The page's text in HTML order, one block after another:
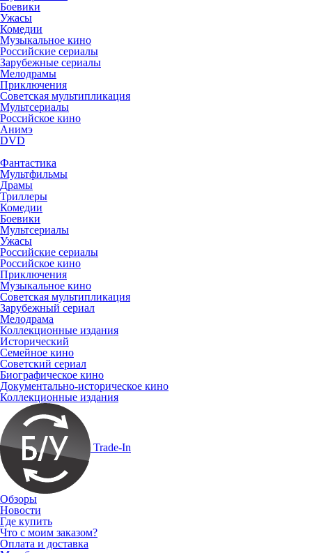
Боевики
Ужасы
Комедии
Музыкальное кино
Российские сериалы
Зарубежные сериалы
Мелодрамы
Приключения
Советская мультипликация
Мультсериалы
Российское кино
Анимэ
DVD
Фантастика
Мультфильмы
Драмы
Триллеры
Комедии
Боевики
Мультсериалы
Ужасы
Российские сериалы
Российское кино
Приключения
Музыкальное кино
Советская мультипликация
Зарубежный сериал
Мелодрама
Коллекционные издания
Исторический
Семейное кино
Советский сериал
Биографическое кино
Документально-историческое кино
Коллекционные издания
Trade-In
Обзоры
Новости
Где купить
Что с моим заказом?
Оплата и доставка